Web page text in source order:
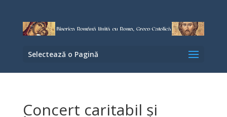
Selectează o Pagină
Concert caritabil și